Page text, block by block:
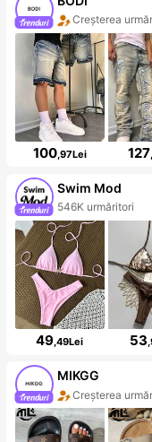
Creșterea
100,97Lei 127
Swim Mod
546K urmăritori
49,49Lei 53
MIKGG
Creșterea